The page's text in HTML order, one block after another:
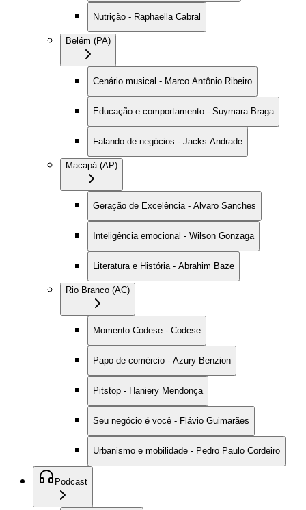
Nutrição - Raphaella Cabral
Belém (PA)
Cenário musical - Marco Antônio Ribeiro
Educação e comportamento - Suymara Braga
Falando de negócios - Jacks Andrade
Macapá (AP)
Geração de Excelência - Alvaro Sanches
Inteligência emocional - Wilson Gonzaga
Literatura e História - Abrahim Baze
Rio Branco (AC)
Momento Codese - Codese
Papo de comércio - Azury Benzion
Pitstop - Haniery Mendonça
Seu negócio é você - Flávio Guimarães
Urbanismo e mobilidade - Pedro Paulo Cordeiro
Podcast